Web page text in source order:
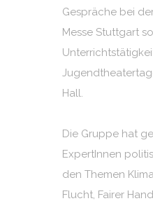
Gespräche bei
Messe Stuttgart
Hall.
Die Gruppe hat
ExpertInnen
den Themen
Flucht, Fairer